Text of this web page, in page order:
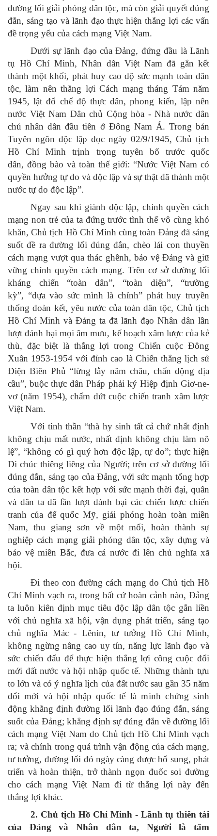
đường lối giải phóng dân tộc, mà còn giải quyết đúng
đắn, sáng tạo và lãnh đạo thực hiện thắng lợi các vấn
đề trọng yếu của cách mạng Việt Nam.
Dưới sự lãnh đạo của Đảng, đứng đầu là Lãnh
tụ Hồ Chí Minh, Nhân dân Việt Nam đã gắn kết
thành một khối, phát huy cao độ sức mạnh toàn dân
tộc, làm nên thắng lợi Cách mạng tháng Tám năm
1945, lật đổ chế độ thực dân, phong kiến, lập nên
nước Việt Nam Dân chủ Cộng hòa - Nhà nước dân
chủ nhân dân đầu tiên ở Đông Nam Á. Trong bản
Tuyên ngôn độc lập đọc ngày 02/9/1945, Chủ tịch
Hồ Chí Minh trịnh trọng tuyên bố trước quốc
dân, đồng bào và toàn thế giới: “Nước Việt Nam có
quyền hưởng tự do và độc lập và sự thật đã thành một
nước tự do độc lập”.
Ngay sau khi giành độc lập, chính quyền cách
mạng non trẻ của ta đứng trước tình thế vô cùng khó
khăn, Chủ tịch Hồ Chí Minh cùng toàn Đảng đã sáng
suốt đề ra đường lối đúng đắn, chèo lái con thuyền
cách mạng vượt qua thác ghềnh, bảo vệ Đảng và giữ
vững chính quyền cách mạng. Trên cơ sở đường lối
kháng chiến “toàn dân”, “toàn diện”, “trường
kỳ”, “dựa vào sức mình là chính” phát huy truyền
thống đoàn kết, yêu nước của toàn dân tộc, Chủ tịch
Hồ Chí Minh và Đảng ta đã lãnh đạo Nhân dân lần
lượt đánh bại mọi âm mưu, kế hoạch xâm lược của kẻ
thù, đặc biệt là thắng lợi trong Chiến cuộc Đông
Xuân 1953-1954 với đỉnh cao là Chiến thắng lịch sử
Điện Biên Phủ “lừng lẫy năm châu, chấn động địa
cầu”, buộc thực dân Pháp phải ký Hiệp định Giơ-ne-
vơ(năm 1954), chấm dứt cuộc chiến tranh xâm lược
Việt Nam.
Với tinh thần “thà hy sinh tất cả chứ nhất định
không chịu mất nước, nhất định không chịu làm nô
lệ”, “không có gì quý hơn độc lập, tự do”; thực hiện
Di chúc thiêng liêng của Người; trên cơ sở đường lối
đúng đắn, sáng tạo của Đảng, với sức mạnh tổng hợp
của toàn dân tộc kết hợp với sức mạnh thời đại, quân
và dân ta đã lần lượt đánh bại các chiến lược chiến
tranh của đế quốc Mỹ, giải phóng hoàn toàn miền
Nam, thu giang sơn về một mối, hoàn thành sự
nghiệp cách mạng giải phóng dân tộc, xây dựng và
bảo vệ miền Bắc, đưa cả nước đi lên chủ nghĩa xã
hội.
Đi theo con đường cách mạng do Chủ tịch Hồ
Chí Minh vạch ra, trong bất cứ hoàn cảnh nào, Đảng
ta luôn kiên định mục tiêu độc lập dân tộc gắn liền
với chủ nghĩa xã hội, vận dụng phát triển, sáng tạo
chủ nghĩa Mác - Lênin, tư tưởng Hồ Chí Minh,
không ngừng nâng cao uy tín, năng lực lãnh đạo và
sức chiến đấu để thực hiện thắng lợi công cuộc đổi
mới đất nước và hội nhập quốc tế. Những thành tựu
to lớn và có ý nghĩa lịch của đất nước sau gần 35 năm
đổi mới và hội nhậpquốc tế là minh chứng sinh
động khẳng định đường lối lãnh đạo đúng đắn, sáng
suốt của Đảng; khẳng địnhsự đúng đắn về đường lối
cách mạng Việt Nam do Chủ tịch Hồ Chí Minh vạch
ra; và chính trong quá trình vận động của cách mạng,
tư tưởng, đường lối đó ngày càng được bổ sung, phát
triển và hoàn thiện, trở thành ngọn đuốc soi đường
cho cách mạng Việt Nam đi từ thắng lợi này đến
thắng lợi khác.
2. Chủ tịch Hồ Chí Minh - Lãnh tụ thiên tài
của Đảng và Nhân dân ta, Người là tấm